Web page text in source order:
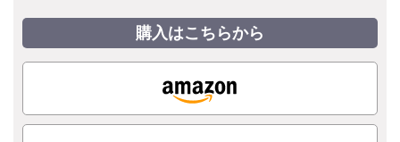
購入はこちらから